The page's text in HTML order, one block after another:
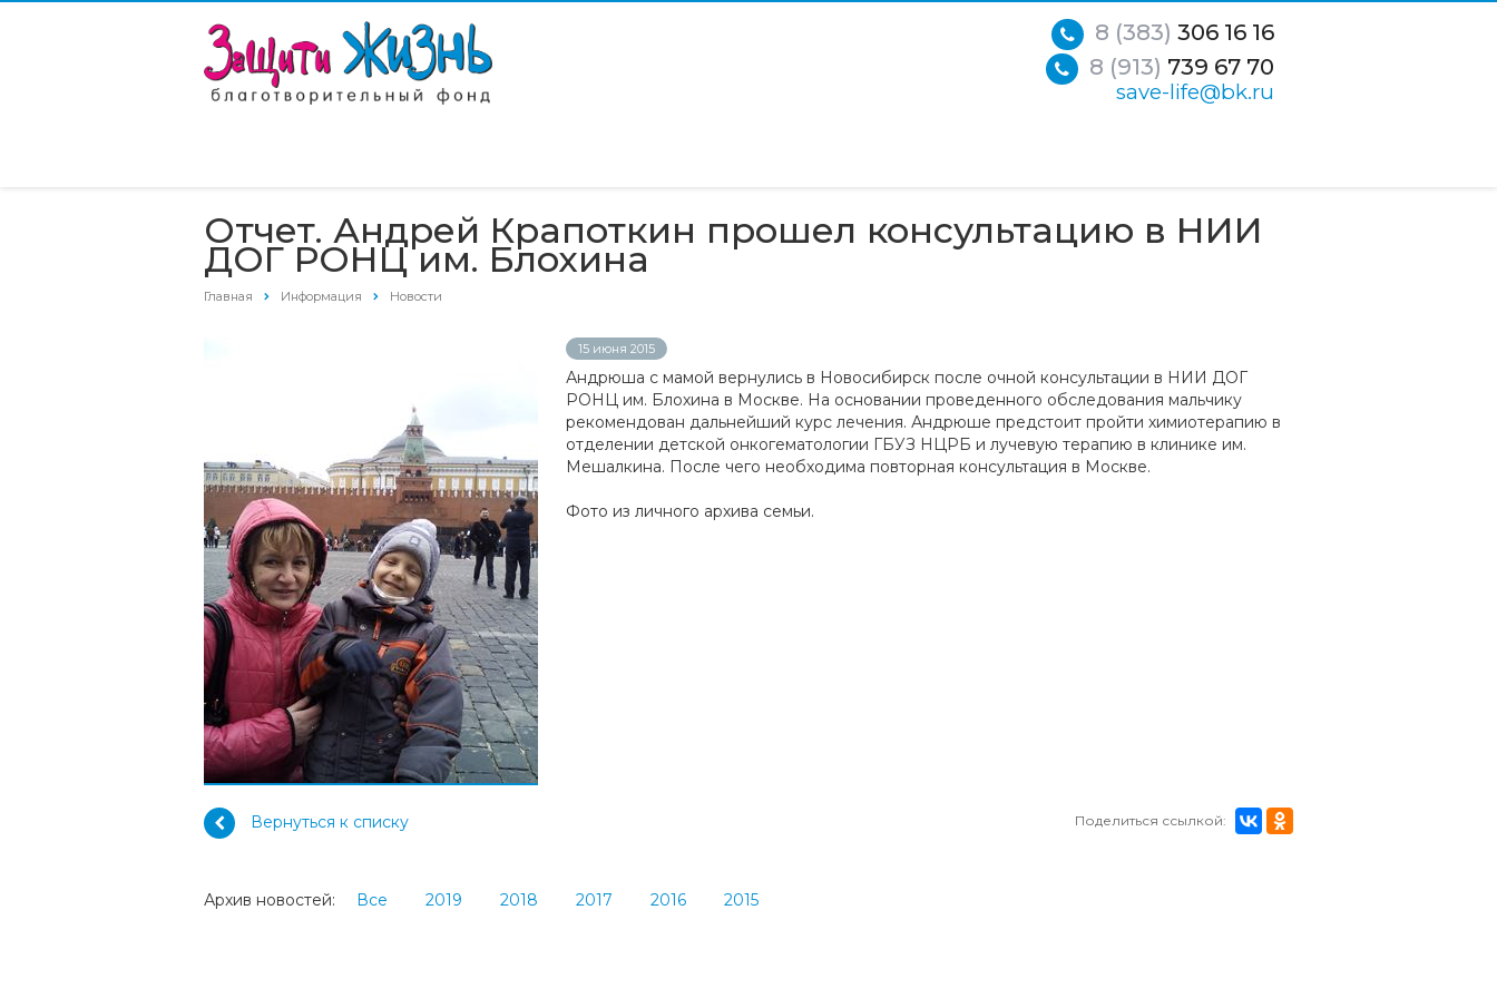
8 (383) 306 16 16
8 (913) 739 67 70
save-life@bk.ru
Отчет. Андрей Крапоткин прошел консультацию в НИИ
ДОГ РОНЦ им. Блохина
Главная Информация Новости
15 июня 2015
Андрюша с мамой вернулись в Новосибирск после очной консультации в НИИ ДОГ
РОНЦ им. Блохина в Москве. На основании проведенного обследования мальчику
рекомендован дальнейший курс лечения. Андрюше предстоит пройти химиотерапию в
отделении детской онкогематологии ГБУЗ НЦРБ и лучевую терапию в клинике им.
Мешалкина. После чего необходима повторная консультация в Москве.
Фото из личного архива семьи.
Поделиться ссылкой:
Вернуться к списку
Архив новостей: Все 2019 2018 2017 2016 2015